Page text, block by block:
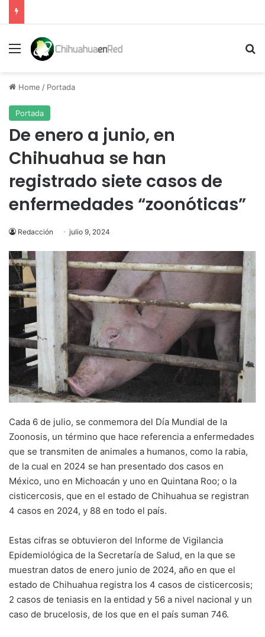
Menu
Home / Portada
Portada
De enero a junio, en
Chihuahua se han
registrado siete casos de
enfermedades “zoonóticas”
Redacción julio 9, 2024
Cada 6 de julio, se conmemora del Día Mundial de la
Zoonosis, un término que hace referencia a enfermedades
que se transmiten de animales a humanos, como la rabia,
de la cual en 2024 se han presentado dos casos en
México, uno en Michoacán y uno en Quintana Roo; o la
cisticercosis, que en el estado de Chihuahua se registran
4 casos en 2024, y 88 en todo el país.
Estas cifras se obtuvieron del Informe de Vigilancia
Epidemiológica de la Secretaría de Salud, en la que se
muestran datos de enero junio de 2024, año en que el
estado de Chihuahua registra los 4 casos de cisticercosis;
2 casos de teniasis en la entidad y 56 a nivel nacional y un
caso de brucelosis, de los que en el país suman 746.